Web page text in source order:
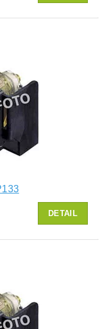
DETAIL